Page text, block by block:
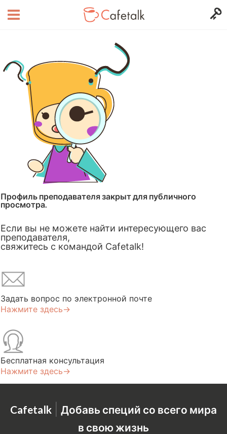
Профиль преподавателя закрыт для публичного
просмотра.
Если вы не можете найти интересующего вас
преподавателя,
свяжитесь с командой Cafetalk!
Задать вопрос по электронной почте
Нажмите здесь→
Бесплатная консультация
Нажмите здесь→
Cafetalk | Добавь специй со всего мира
в свою жизнь